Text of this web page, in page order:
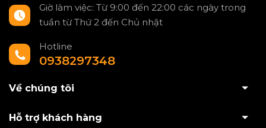
Giờ làm việc: Từ 9:00 đến 22:00 các ngày trong
tuần từ Thứ 2 đến Chủ nhật
Hotline
0938297348
Về chúng tôi
Hỗ trợ khách hàng